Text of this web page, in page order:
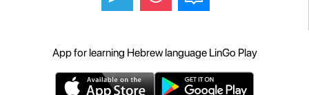
App for learning Hebrew language LinGo Play